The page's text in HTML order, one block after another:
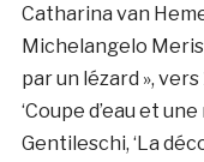
Catharina van
Michelangelo
par un lézard »,
‘Coupe d’eau et
Gentileschi, ‘La